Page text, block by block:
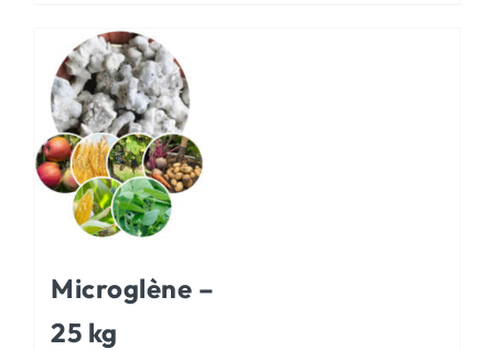
Microglène –
25 kg